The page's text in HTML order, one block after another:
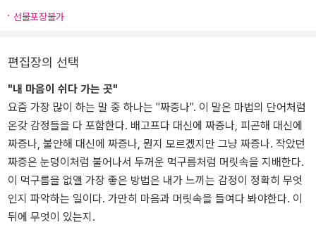
선물포장불가
편집장의 선택
"내 마음이 쉬다 가는 곳"
요즘 가장 많이 하는 말 중 하나는 "짜증나". 이 말은 마법의 단어처럼
온갖 감정들을 다 포함한다. 배고프다 대신에 짜증나, 피곤해 대신에
짜증나, 불안해 대신에 짜증나, 뭔지 모르겠지만 그냥 짜증나. 작았던
짜증은 눈덩이처럼 불어나서 두꺼운 먹구름처럼 머릿속을 지배한다.
이 먹구름을 없앨 가장 좋은 방법은 내가 느끼는 감정이 정확히 무엇
인지 파악하는 일이다. 가만히 마음과 머릿속을 들여다 봐야한다. 이
뒤에 무엇이 있는지.